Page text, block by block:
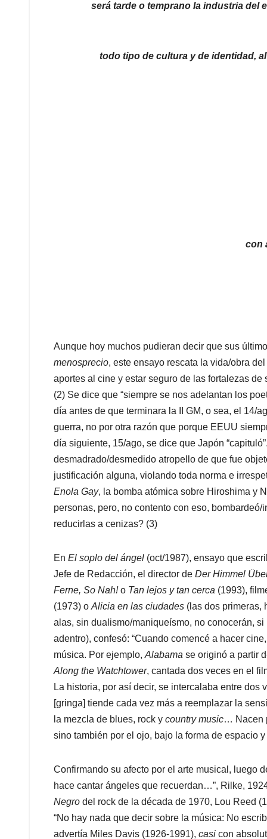
será tarde o temprano la industria del
todo tipo de cultura y de identidad,
con
Aunque hoy muchos pudieran decir que sus
menosprecio, este ensayo rescata la vida/obra
aportes al cine y estar seguro de las fortalezas
(2) Se dice que “siempre se nos adelantan los
día antes de que terminara la II GM, o sea, el 14/
guerra, no por otra razón que porque EEUU
día siguiente, 15/ago, se dice que Japón
desmadrado/desmedido atropello de que fue
justificación alguna, violando toda norma e
Enola Gay, la bomba atómica sobre Hiroshima y
personas, pero, no contento con eso,
reducirlas a cenizas? (3)
En El soplo del ángel (oct/1987), ensayo que
Jefe de Redacción, el director de Der Himmel
Ferne, So Nah!o Tan lejos y tan cerca (1993),
(1973) o Alicia en las ciudades (las dos primeras,
alas, sin dualismo/maniqueísmo, no conocerán,
adentro), confesó: “Cuando comencé a hacer
música. Por ejemplo, Alabama se originó a partir
Along the Watchtower, cantada dos veces en el
La historia, por así decir, se intercalaba entre
[gringa] tiende cada vez más a reemplazar la
la mezcla de blues, rock y country music… Nacen
sino también por el ojo, bajo la forma de espacio y
Confirmando su afecto por el arte musical, luego
hace cantar ángeles que recuerdan…”, Rilke,
Negro del rock de la década de 1970, Lou Reed
“No hay nada que decir sobre la música: No
advertía Miles Davis (1926-1991), casi con